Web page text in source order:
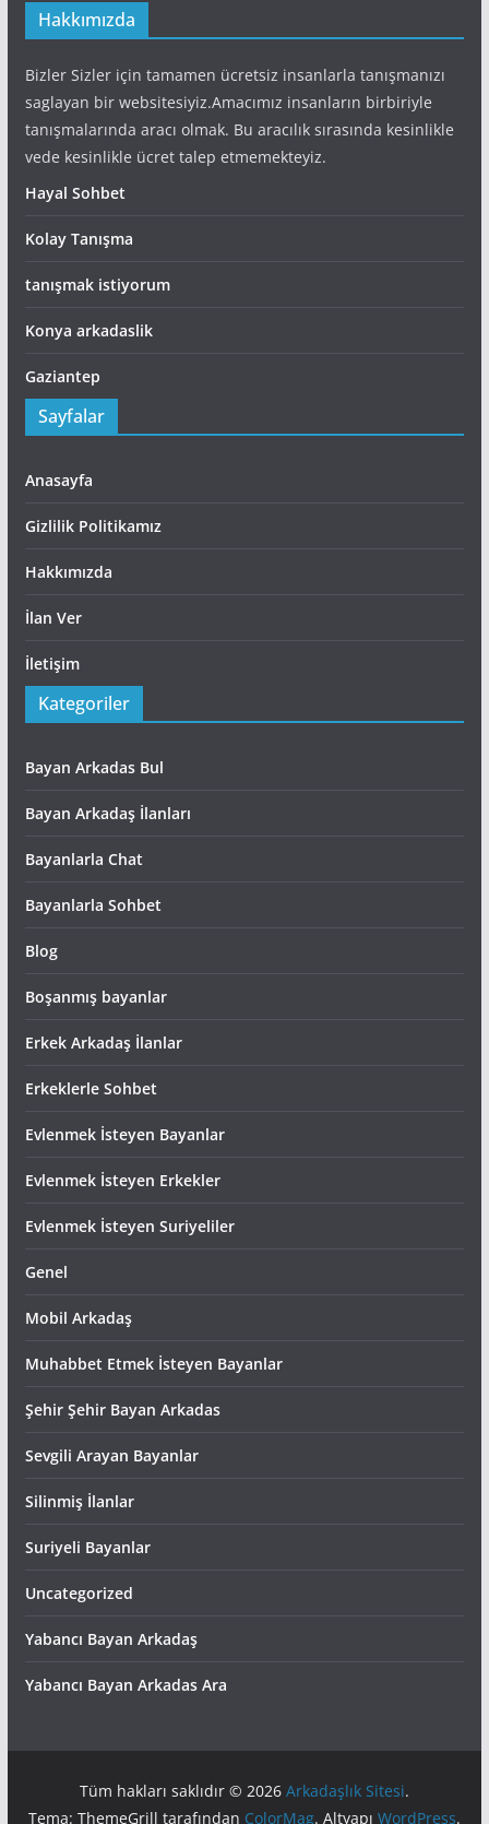
Hakkımızda
Bizler Sizler için tamamen ücretsiz insanlarla tanışmanızı
saglayan bir websitesiyiz.Amacımız insanların birbiriyle
tanışmalarında aracı olmak. Bu aracılık sırasında kesinlikle
vede kesinlikle ücret talep etmemekteyiz.
Hayal Sohbet
Kolay Tanışma
tanışmak istiyorum
Konya arkadaslik
Gaziantep
Sayfalar
Anasayfa
Gizlilik Politikamız
Hakkımızda
İlan Ver
İletişim
Kategoriler
Bayan Arkadas Bul
Bayan Arkadaş İlanları
Bayanlarla Chat
Bayanlarla Sohbet
Blog
Boşanmış bayanlar
Erkek Arkadaş İlanlar
Erkeklerle Sohbet
Evlenmek İsteyen Bayanlar
Evlenmek İsteyen Erkekler
Evlenmek İsteyen Suriyeliler
Genel
Mobil Arkadaş
Muhabbet Etmek İsteyen Bayanlar
Şehir Şehir Bayan Arkadas
Sevgili Arayan Bayanlar
Silinmiş İlanlar
Suriyeli Bayanlar
Uncategorized
Yabancı Bayan Arkadaş
Yabancı Bayan Arkadas Ara
Tüm hakları saklıdır © 2026 Arkadaşlık Sitesi.
Tema: ThemeGrill tarafından ColorMag. Altyapı WordPress.